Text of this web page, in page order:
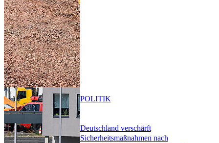
Deutschland verschärft
Sicherheitsmaßnahmen nach
POLITIK